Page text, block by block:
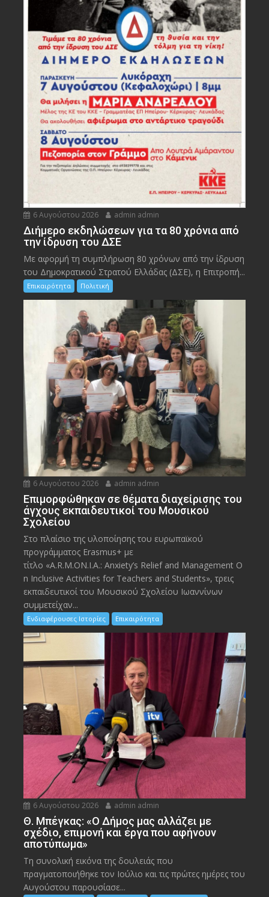
6 Αυγούστου 2026 admin admin
Διήμερο εκδηλώσεων για τα 80 χρόνια από
την ίδρυση του ΔΣΕ
Με αφορμή τη συμπλήρωση 80 χρόνων από την ίδρυση
του Δημοκρατικού Στρατού Ελλάδας (ΔΣΕ), η Επιτροπή...
Επικαιρότητα Πολιτική
6 Αυγούστου 2026 admin admin
Eπιμορφώθηκαν σε θέματα διαχείρισης του
άγχους εκπαιδευτικοί του Μουσικού
Σχολείου
Στο πλαίσιο της υλοποίησης του ευρωπαϊκού
προγράμματος Erasmus+ με
τίτλο «A.R.M.ON.I.A.: Anxiety’s Relief and Management O
n Inclusive Activities for Teachers and Students», τρεις
εκπαιδευτικοί του Μουσικού Σχολείου Ιωαννίνων
συμμετείχαν...
Ενδιαφέρουσες Ιστορίες Επικαιρότητα
6 Αυγούστου 2026 admin admin
Θ. Μπέγκας: «Ο Δήμος μας αλλάζει με
σχέδιο, επιμονή και έργα που αφήνουν
αποτύπωμα»
Τη συνολική εικόνα της δουλειάς που
πραγματοποιήθηκε τον Ιούλιο και τις πρώτες ημέρες του
Αυγούστου παρουσίασε...